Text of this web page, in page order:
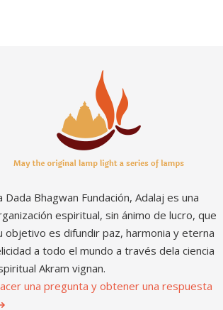
Dada Bhagwan Fundación, Adalaj es una
espiritual, sin ánimo de lucro, que
objetivo es difundir paz, harmonia y eterna
a todo el mundo a través dela ciencia
Akram vignan.
una pregunta y obtener una respuesta